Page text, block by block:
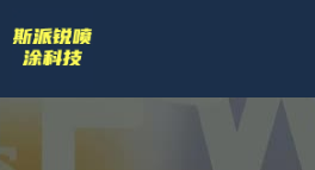
拥有专业的喷涂加工流